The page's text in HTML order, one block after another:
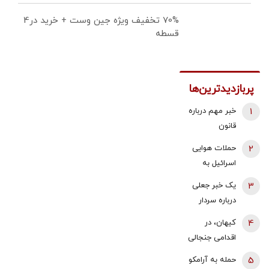
70% تخفیف ویژه جین وست + خرید در4
قسطه
پربازدیدترین‌ها
خبر مهم درباره
قانون
زنان و مردان
اعلام شد
1
حملات هوایی
اسرائیل به
تخریب شد
2
یک خبر جعلی
درباره سردار
از هند نشأت
3
کیهان، در
اقدامی جنجالی
4
حمله به آرامکو
5